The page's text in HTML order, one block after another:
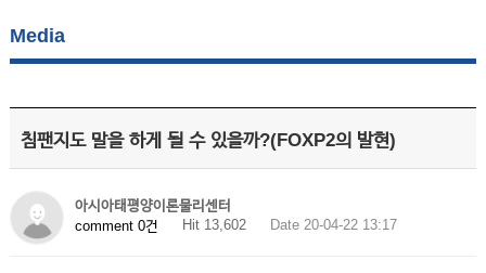
Media
침팬지도 말을 하게 될 수 있을까?(FOXP2의 발현)
아시아태평양이론물리센터
comment 0건
Hit 13,602 Date 20-04-22 13:17